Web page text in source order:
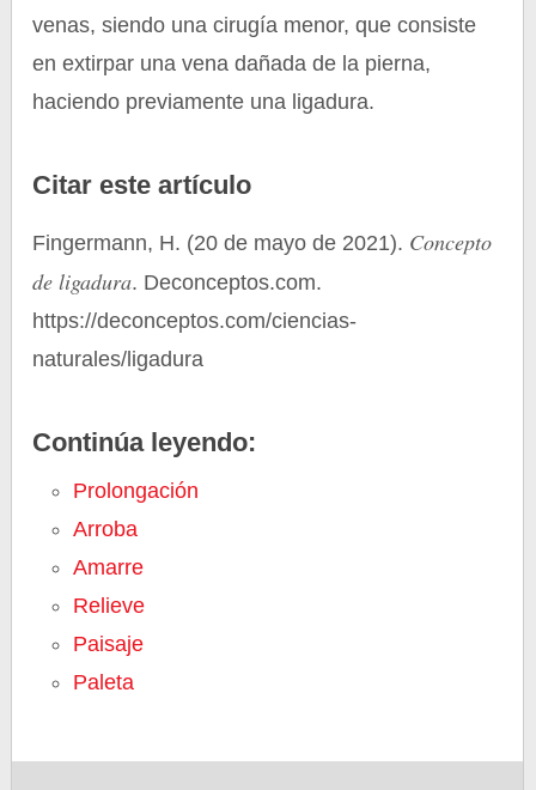
venas, siendo una cirugía menor, que consiste
en extirpar una vena dañada de la pierna,
haciendo previamente una ligadura.
Citar este artículo
Fingermann, H. (20 de mayo de 2021). Concepto
de ligadura. Deconceptos.com.
https://deconceptos.com/ciencias-
naturales/ligadura
Continúa leyendo:
Prolongación
Arroba
Amarre
Relieve
Paisaje
Paleta